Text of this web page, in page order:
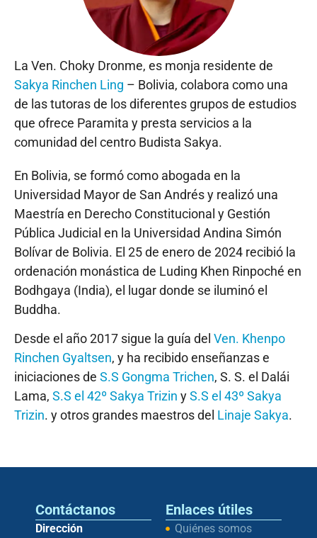
La Ven. Choky Dronme, es monja residente de
Sakya Rinchen Ling – Bolivia, colabora como una
de las tutoras de los diferentes grupos de estudios
que ofrece Paramita y presta servicios a la
comunidad del centro Budista Sakya.
En Bolivia, se formó como abogada en la
Universidad Mayor de San Andrés y realizó una
Maestría en Derecho Constitucional y Gestión
Pública Judicial en la Universidad Andina Simón
Bolívar de Bolivia. El 25 de enero de 2024 recibió la
ordenación monástica de Luding Khen Rinpoché en
Bodhgaya (India), el lugar donde se iluminó el
Buddha.
Desde el año 2017 sigue la guía del Ven. Khenpo
Rinchen Gyaltsen, y ha recibido enseñanzas e
iniciaciones de S.S Gongma Trichen, S. S. el Dalái
Lama, S.S el 42º Sakya Trizin yS.S el 43º Sakya
Trizin. y otros grandes maestros del Linaje Sakya.
Contáctanos
Dirección
Enlaces útiles
Quiénes somos